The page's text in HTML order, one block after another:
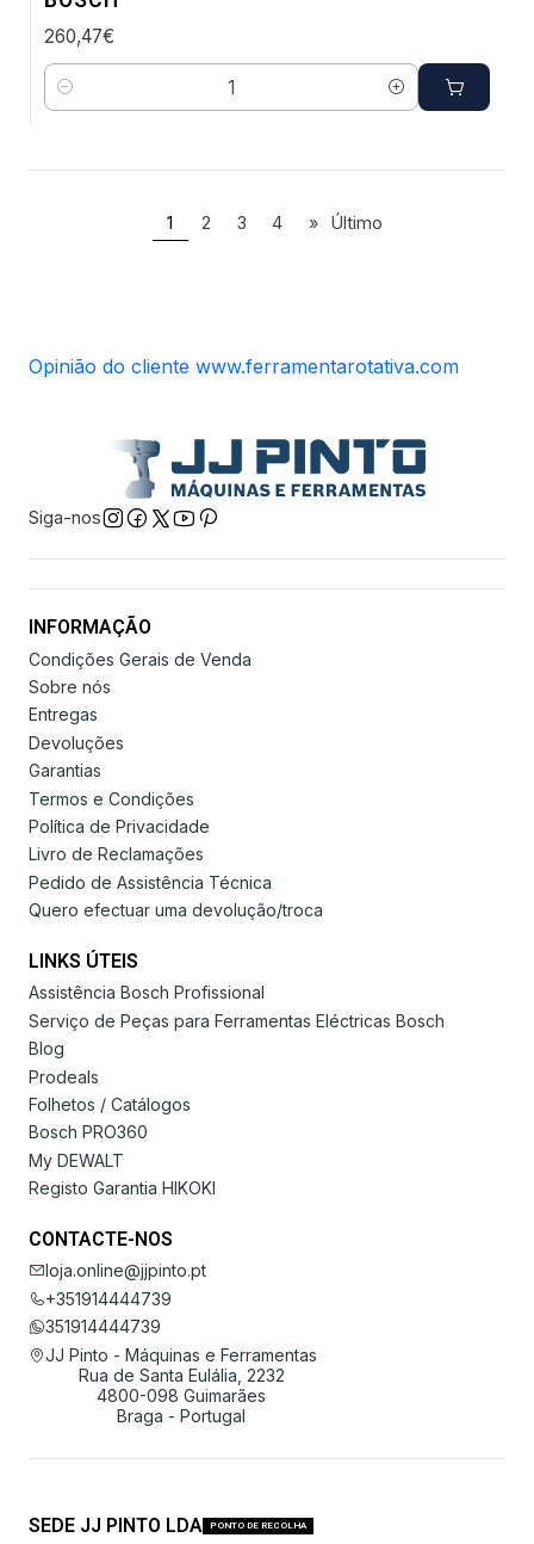
260,47€
Quantidade
1 2 3 4 » Último
Opinião do cliente www.ferramentarotativa.com
Siga-nos
INFORMAÇÃO
Condições Gerais de Venda
Sobre nós
Entregas
Devoluções
Garantias
Termos e Condições
Política de Privacidade
Livro de Reclamações
Pedido de Assistência Técnica
Quero efectuar uma devolução/troca
LINKS ÚTEIS
Assistência Bosch Profissional
Serviço de Peças para Ferramentas Eléctricas Bosch
Blog
Prodeals
Folhetos / Catálogos
Bosch PRO360
My DEWALT
Registo Garantia HIKOKI
CONTACTE-NOS
loja.online@jjpinto.pt
+351914444739
351914444739
JJ Pinto - Máquinas e Ferramentas
Rua de Santa Eulália, 2232
4800-098 Guimarães
Braga - Portugal
SEDE JJ PINTO LDA PONTO DE RECOLHA